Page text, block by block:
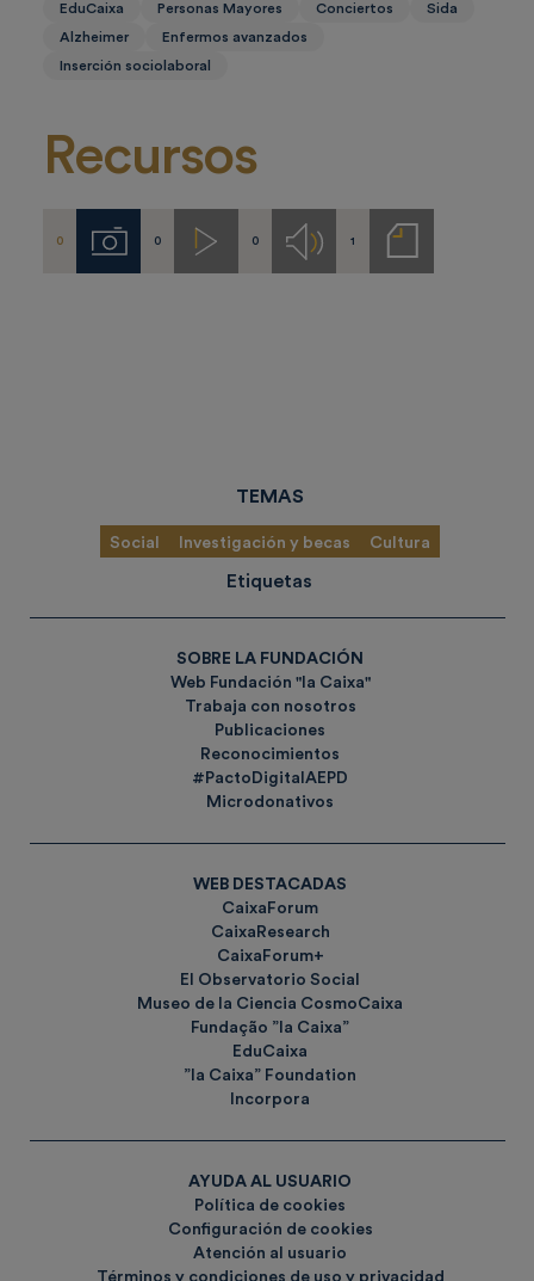
EduCaixa
Personas Mayores Conciertos
Sida
Alzheimer
Enfermos avanzados
Inserción sociolaboral
Recursos
0 Imágenes
0 Videos
0 Audios1
Notas
de
TEMAS
Social Investigación y becas Cultura
Etiquetas
SOBRE LA FUNDACIÓN
Web Fundación "la Caixa"
Trabaja con nosotros
Publicaciones
Reconocimientos
#PactoDigitalAEPD
Microdonativos
WEB DESTACADAS
CaixaForum
CaixaResearch
CaixaForum+
El Observatorio Social
Museo de la Ciencia CosmoCaixa
Fundação ”la Caixa”
EduCaixa
”la Caixa” Foundation
Incorpora
AYUDA AL USUARIO
Política de cookies
Configuración de cookies
Atención al usuario